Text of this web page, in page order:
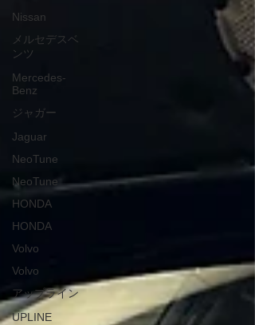
Nissan
メルセデスベ
ンツ
Mercedes-
Benz
ジャガー
Jaguar
NeoTune
NeoTune
HONDA
HONDA
Volvo
Volvo
アップライン
UPLINE